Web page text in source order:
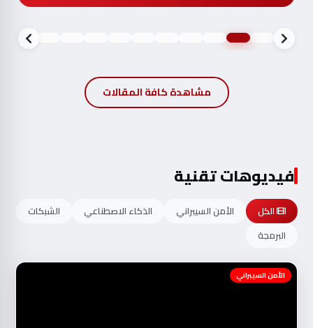
مشاهدة كافة المقالات
فيديوهات تقنية
الكل الأمن السيبراني الذكاء الاصطناعي
الشبكات
البرمجة
الأمن السيبراني